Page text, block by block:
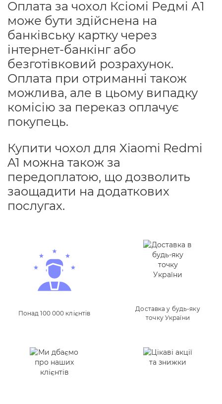
Оплата за чохол Ксіомі Редмі А1
може бути здійснена на
банківську картку через
інтернет-банкінг або
безготівковий розрахунок.
Оплата при отриманні також
можлива, але в цьому випадку
комісію за переказ оплачує
покупець.
Купити чохол для Xiaomi Redmi
A1 можна також за
передоплатою, що дозволить
заощадити на додаткових
послугах.
Понад 100 000 клієнтів
Доставка у будь-яку
точку України